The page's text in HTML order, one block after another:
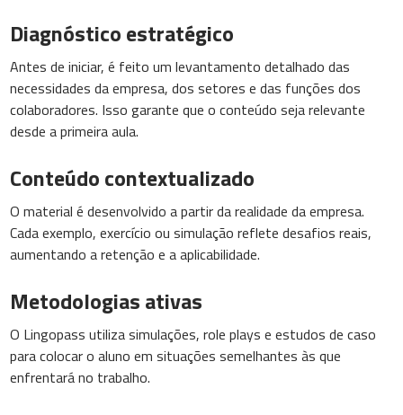
Diagnóstico estratégico
Antes de iniciar, é feito um levantamento detalhado das
necessidades da empresa, dos setores e das funções dos
colaboradores. Isso garante que o conteúdo seja relevante
desde a primeira aula.
Conteúdo contextualizado
O material é desenvolvido a partir da realidade da empresa.
Cada exemplo, exercício ou simulação reflete desafios reais,
aumentando a retenção e a aplicabilidade.
Metodologias ativas
O Lingopass utiliza simulações, role plays e estudos de caso
para colocar o aluno em situações semelhantes às que
enfrentará no trabalho.